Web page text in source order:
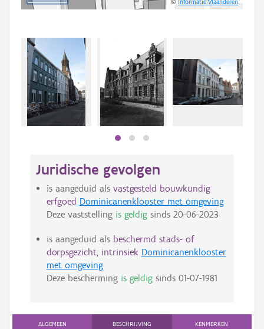
©Informatie Vlaanderen
Juridische gevolgen
is aangeduid als vastgesteld bouwkundig
erfgoed Dominicanenklooster met omgeving
Deze vaststelling is geldigsinds 20-06-2023
is aangeduid als beschermd stads- of
dorpsgezicht, intrinsiek Dominicanenklooster
met omgeving
Deze bescherming is geldigsinds 01-07-1981
ALGEMEEN BESCHRIJVING KENMERKEN